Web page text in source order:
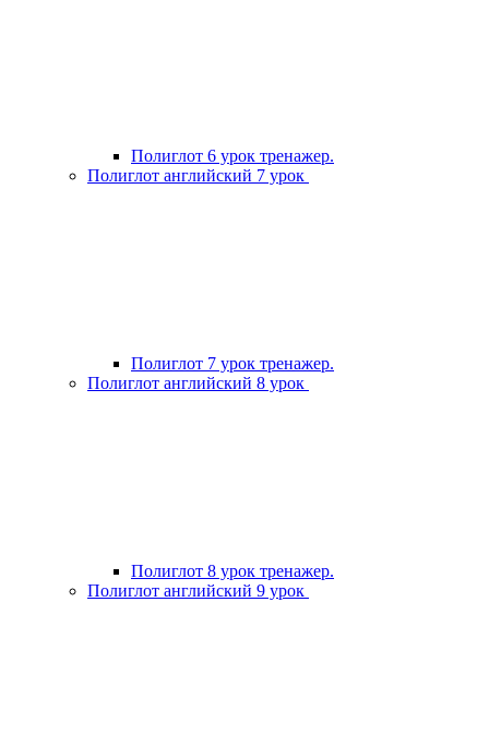
Полиглот 6 урок тренажер.
Полиглот английский 7 урок
Полиглот 7 урок тренажер.
Полиглот английский 8 урок
Полиглот 8 урок тренажер.
Полиглот английский 9 урок